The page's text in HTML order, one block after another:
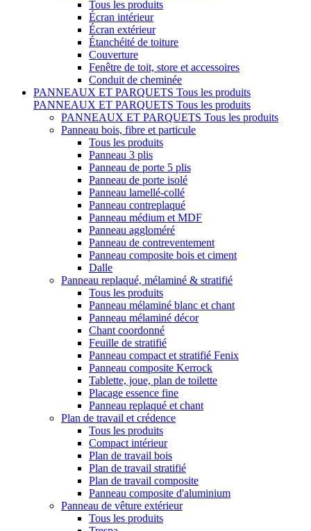
Tous les produits
Écran intérieur
Écran extérieur
Étanchéité de toiture
Couverture
Fenêtre de toit, store et accessoires
Conduit de cheminée
PANNEAUX ET PARQUETS Tous les produits
PANNEAUX ET PARQUETS Tous les produits
PANNEAUX ET PARQUETS Tous les produits
Panneau bois, fibre et particule
Tous les produits
Panneau 3 plis
Panneau de porte 5 plis
Panneau de porte isolé
Panneau lamellé-collé
Panneau contreplaqué
Panneau médium et MDF
Panneau aggloméré
Panneau de contreventement
Panneau composite bois et ciment
Dalle
Panneau replaqué, mélaminé & stratifié
Tous les produits
Panneau mélaminé blanc et chant
Panneau mélaminé décor
Chant coordonné
Feuille de stratifié
Panneau compact et stratifié Fenix
Panneau composite Kerrock
Tablette, joue, plan de toilette
Placage essence fine
Panneau replaqué et chant
Plan de travail et crédence
Tous les produits
Compact intérieur
Plan de travail bois
Plan de travail stratifié
Plan de travail composite
Panneau composite d'aluminium
Panneau de vêture extérieur
Tous les produits